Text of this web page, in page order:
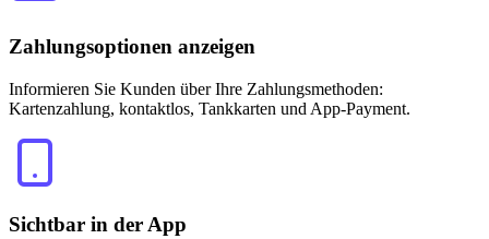
Zahlungsoptionen anzeigen
Informieren Sie Kunden über Ihre Zahlungsmethoden:
Kartenzahlung, kontaktlos, Tankkarten und App-Payment.
Sichtbar in der App